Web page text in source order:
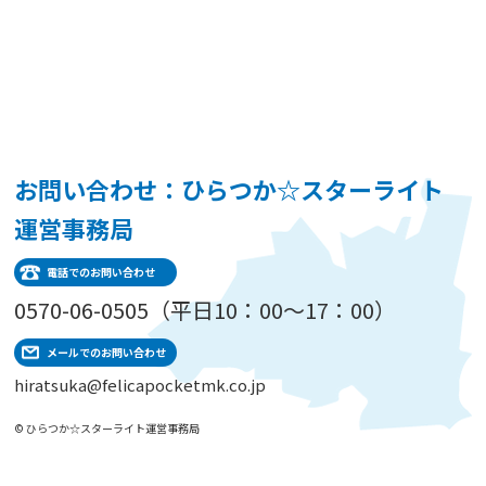
お問い合わせ：ひらつか☆スターライト
運営事務局
電話でのお問い合わせ
0570-06-0505（平日10：00～17：00）
メールでのお問い合わせ
hiratsuka@felicapocketmk.co.jp
© ひらつか☆スターライト運営事務局